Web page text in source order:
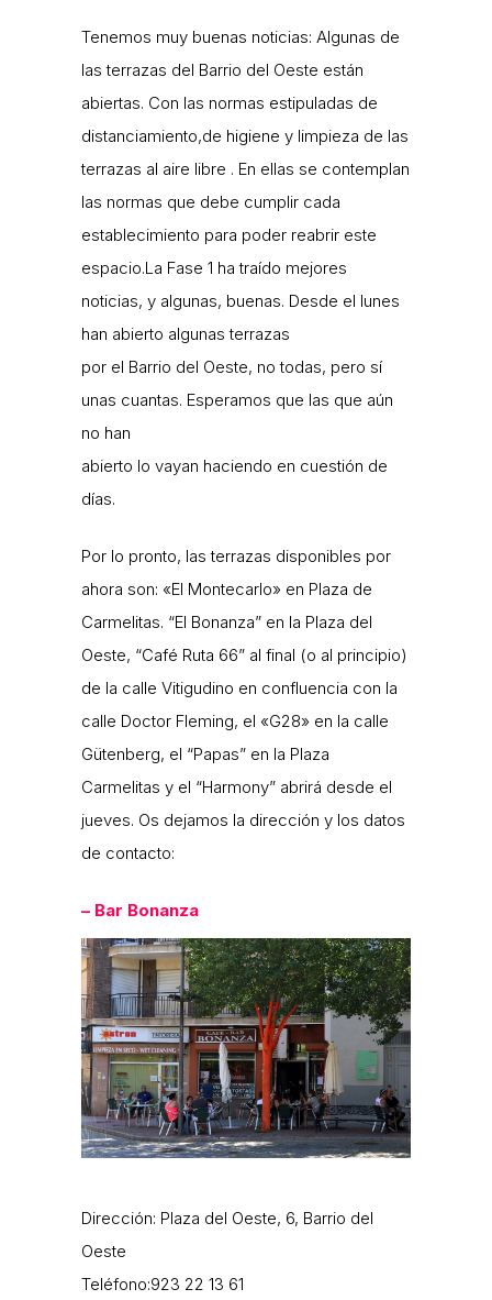
Tenemos muy buenas noticias: Algunas de
las terrazas del Barrio del Oeste están
abiertas. Con las normas estipuladas de
distanciamiento,de higiene y limpieza de las
terrazas al aire libre . En ellas se contemplan
las normas que debe cumplir cada
establecimiento para poder reabrir este
espacio.La Fase 1 ha traído mejores
noticias, y algunas, buenas. Desde el lunes
han abierto algunas terrazas
por el Barrio del Oeste, no todas, pero sí
unas cuantas. Esperamos que las que aún
no han
abierto lo vayan haciendo en cuestión de
días.
Por lo pronto, las terrazas disponibles por
ahora son: «El Montecarlo» en Plaza de
Carmelitas. “El Bonanza” en la Plaza del
Oeste, “Café Ruta 66” al final (o al principio)
de la calle Vitigudino en confluencia con la
calle Doctor Fleming, el «G28» en la calle
Gütenberg, el “Papas” en la Plaza
Carmelitas y el “Harmony” abrirá desde el
jueves. Os dejamos la dirección y los datos
de contacto:
– Bar Bonanza
Dirección: Plaza del Oeste, 6, Barrio del
Oeste
Teléfono:923 22 13 61